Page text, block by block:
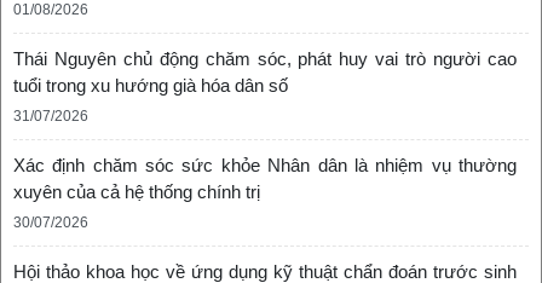
01/08/2026
Thái Nguyên chủ động chăm sóc, phát huy vai trò người cao
tuổi trong xu hướng già hóa dân số
31/07/2026
Xác định chăm sóc sức khỏe Nhân dân là nhiệm vụ thường
xuyên của cả hệ thống chính trị
30/07/2026
Hội thảo khoa học về ứng dụng kỹ thuật chẩn đoán trước sinh